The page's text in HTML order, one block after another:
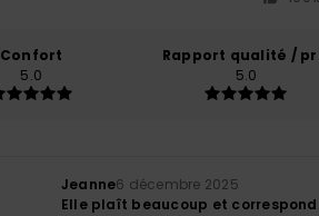
Confort
5.0
Rapport qualité /
5.0
Jeanne6 décembre 2025
Elle plaît beaucoup et